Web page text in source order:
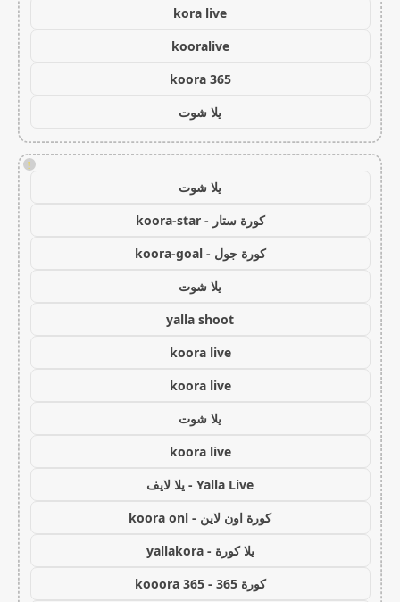
kora live
kooralive
koora 365
يلا شوت
!
يلا شوت
كورة ستار - koora-star
كورة جول - koora-goal
يلا شوت
yalla shoot
koora live
koora live
يلا شوت
koora live
Yalla Live - يلا لايف
كورة اون لاين - koora onl
يلا كورة - yallakora
كورة 365 - kooora 365